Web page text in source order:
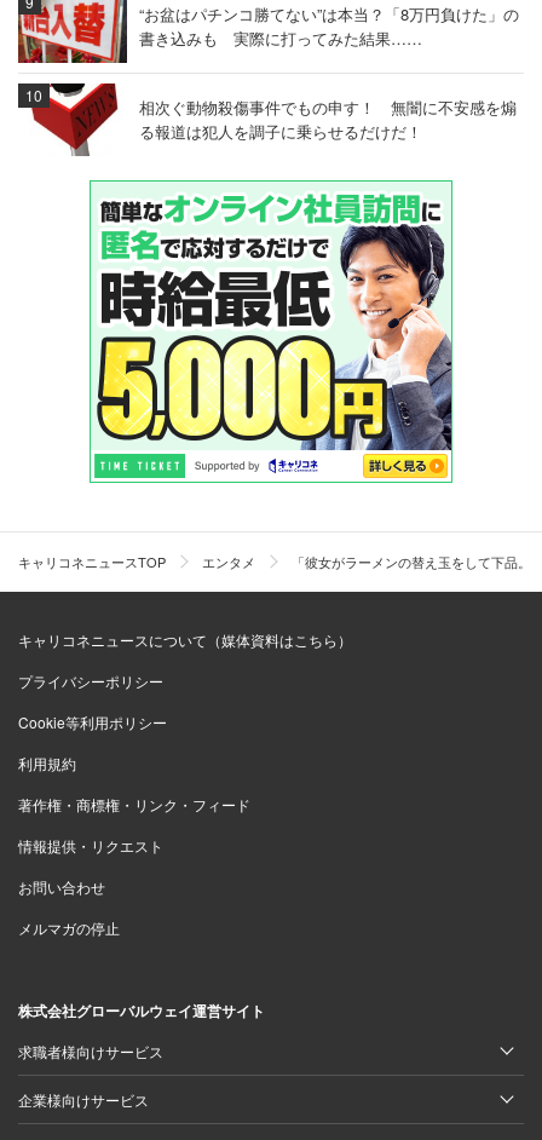
“お盆はパチンコ勝てない”は本当？「8万円負けた」の
書き込みも 実際に打ってみた結果……
相次ぐ動物殺傷事件でもの申す！ 無闇に不安感を煽
る報道は犯人を調子に乗らせるだけだ！
キャリコネニュースTOP エンタメ 「彼女がラーメンの替え玉をして下品
キャリコネニュースについて（媒体資料はこちら）
プライバシーポリシー
Cookie等利用ポリシー
利用規約
著作権・商標権・リンク・フィード
情報提供・リクエスト
お問い合わせ
メルマガの停止
株式会社グローバルウェイ運営サイト
求職者様向けサービス
企業様向けサービス